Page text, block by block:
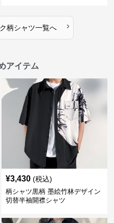
柄シャツ一覧へ ›
アイテム
¥3,430 (税込)
柄シャツ黒柄 墨絵竹林デザイン
切替半袖開襟シャツ